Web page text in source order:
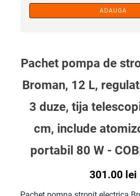
ADAUGA
Pachet pompa de
Broman, 12 L,
3 duze, tija
cm, include
portabil 80 W -
301.00 lei